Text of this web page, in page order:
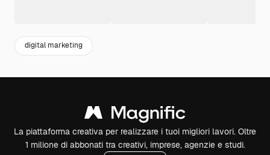
digital marketing
La piattaforma creativa per realizzare i tuoi migliori lavori. Oltre
1 milione di abbonati tra creativi, imprese, agenzie e studi.